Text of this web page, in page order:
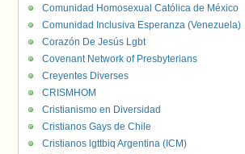
Comunidad Homosexual Católica de México
Comunidad Inclusiva Esperanza (Venezuela)
Corazón De Jesús Lgbt
Covenant Network of Presbyterians
Creyentes Diverses
CRISMHOM
Cristianismo en Diversidad
Cristianos Gays de Chile
Cristianos lgttbiq Argentina (ICM)